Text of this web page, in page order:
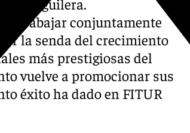
trabajar conjuntamente
la senda del crecimiento
más prestigiosas del
vuelve a promocionar sus
éxito ha dado en FITUR